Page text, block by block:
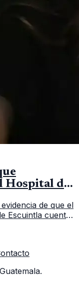
Hospital de
de que el
Escuintla cuenta